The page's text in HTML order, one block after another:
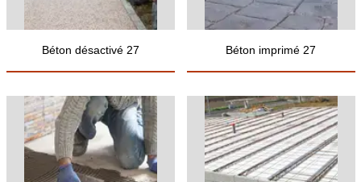
Béton désactivé 27 Béton imprimé 27